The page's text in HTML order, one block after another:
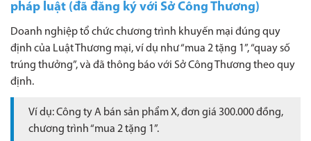
pháp luật (đã đăng ký với Sở Công Thương)
Doanh nghiệp tổ chức chương trình khuyến mại đúng quy
định của Luật Thương mại, ví dụ như “mua 2 tặng 1”, “quay số
trúng thưởng”, và đã thông báo với Sở Công Thương theo quy
định.
Ví dụ: Công ty A bán sản phẩm X, đơn giá 300.000 đồng,
chương trình “mua 2 tặng 1”.